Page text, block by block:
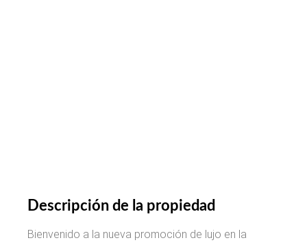
Descripción de la propiedad
Bienvenido a la nueva promoción de lujo en la